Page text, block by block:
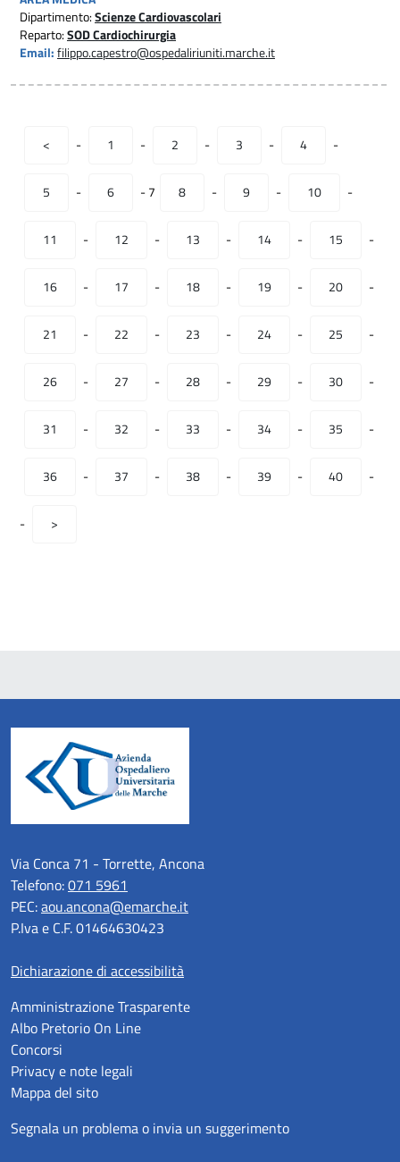
Dipartimento:Scienze Cardiovascolari
Reparto:SOD Cardiochirurgia
Email: filippo.capestro@ospedaliriuniti.marche.it
< - 1 - 2 - 3 - 4 -
5 - 6 -7 8 - 9 - 10 -
11 - 12 - 13 - 14 - 15 -
16 - 17 - 18 - 19 - 20 -
21 - 22 - 23 - 24 - 25 -
26 - 27 - 28 - 29 - 30 -
31 - 32 - 33 - 34 - 35 -
36 - 37 - 38 - 39 - 40 -
- >
Via Conca 71 - Torrette, Ancona
Telefono:071 5961
PEC:aou.ancona@emarche.it
P.Iva e C.F. 01464630423
Dichiarazione di accessibilità
Amministrazione Trasparente
Albo Pretorio On Line
Concorsi
Privacy e note legali
Mappa del sito
Segnala un problema o invia un suggerimento